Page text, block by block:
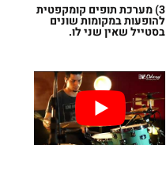
3) מערכת תופים קומקפטית
להופעות במקומות שונים
בסטייל שאין שני לו.